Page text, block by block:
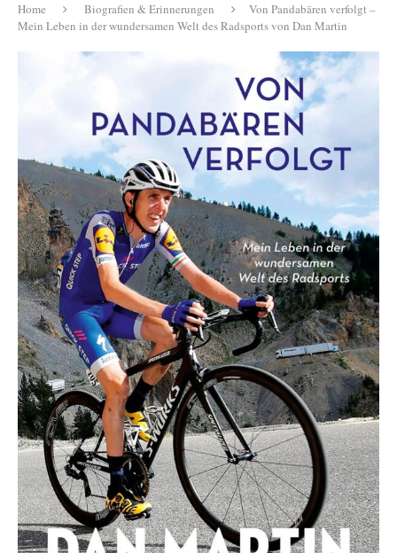
Home Biografien & Erinnerungen
Von Pandabären verfolgt –
Mein Leben in der wundersamen Welt des Radsports von Dan Martin